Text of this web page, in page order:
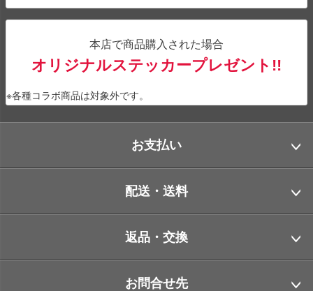
本店で商品購入された場合
オリジナルステッカープレゼント!!
※各種コラボ商品は対象外です。
お支払い
配送・送料
返品・交換
お問合せ先